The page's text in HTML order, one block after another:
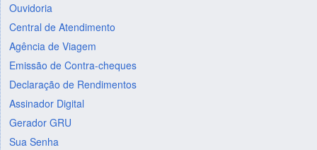
Ouvidoria
Central de Atendimento
Agência de Viagem
Emissão de Contra-cheques
Declaração de Rendimentos
Assinador Digital
Gerador GRU
Sua Senha